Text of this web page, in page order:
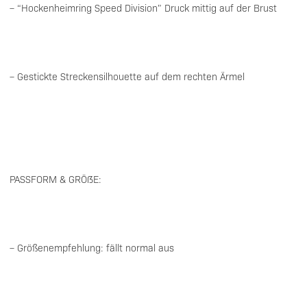
– “Hockenheimring Speed Division” Druck mittig auf der Brust
– Gestickte Streckensilhouette auf dem rechten Ärmel
PASSFORM & GRÖßE:
– Größenempfehlung: fällt normal aus